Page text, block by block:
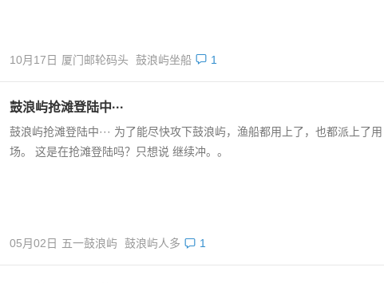
10月17日 厦门邮轮码头 鼓浪屿坐船 1
鼓浪屿抢滩登陆中···
鼓浪屿抢滩登陆中··· 为了能尽快攻下鼓浪屿，渔船都用上了，也都派上了用
场。 这是在抢滩登陆吗？只想说 继续冲。。
05月02日 五一鼓浪屿 鼓浪屿人多 1